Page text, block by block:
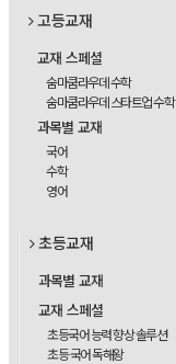
고등교재
교재 스페셜
숨마쿰라우데 수학
숨마쿰라우데 스타트업 수학
과목별 교재
국어
수학
영어
초등교재
과목별 교재
교재 스페셜
초등국어 능력 향상 솔루션
초등 국어 독해왕